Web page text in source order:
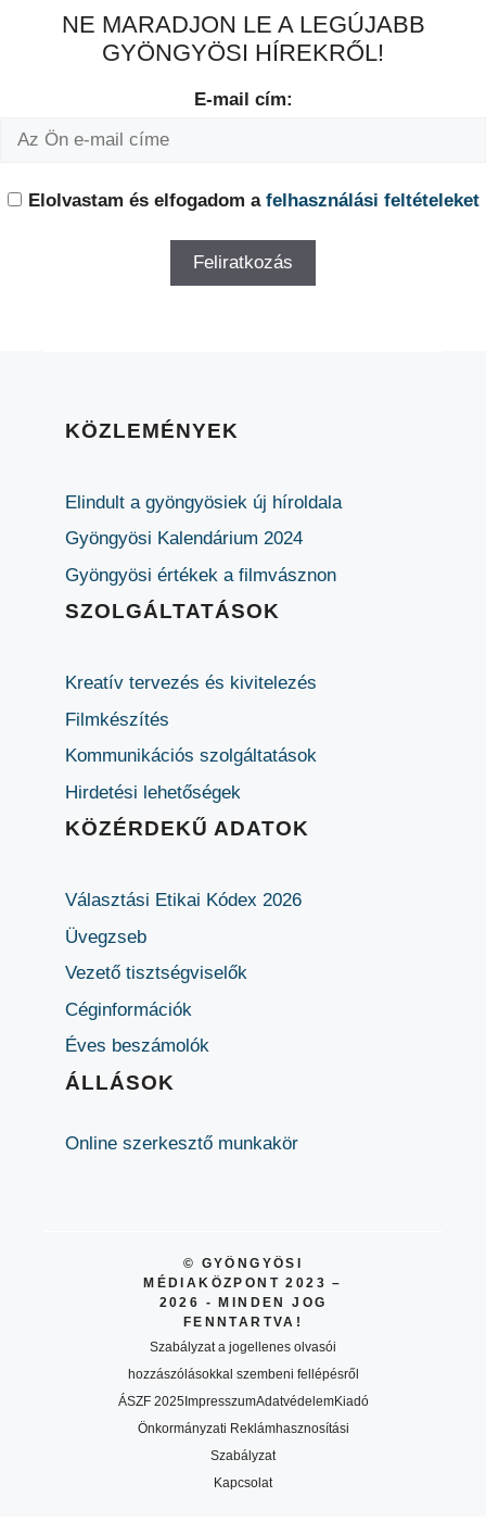
NE MARADJON LE A LEGÚJABB
GYÖNGYÖSI HÍREKRŐL!
E-mail cím:
Elolvastam és elfogadom a felhasználási feltételeket
KÖZLEMÉNYEK
Elindult a gyöngyösiek új híroldala
Gyöngyösi Kalendárium 2024
Gyöngyösi értékek a filmvásznon
SZOLGÁLTATÁSOK
Kreatív tervezés és kivitelezés
Filmkészítés
Kommunikációs szolgáltatások
Hirdetési lehetőségek
KÖZÉRDEKŰ ADATOK
Választási Etikai Kódex 2026
Üvegzseb
Vezető tisztségviselők
Céginformációk
Éves beszámolók
ÁLLÁSOK
Online szerkesztő munkakör
© GYÖNGYÖSI
MÉDIAKÖZPONT 2023 –
2026 - MINDEN JOG
FENNTARTVA!
Szabályzat a jogellenes olvasói
hozzászólásokkal szembeni fellépésről
ÁSZF 2025ImpresszumAdatvédelemKiadó
Önkormányzati Reklámhasznosítási
Szabályzat
Kapcsolat